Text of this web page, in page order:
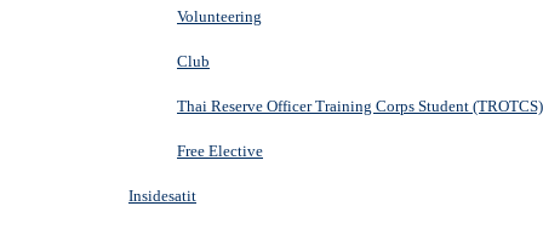
Volunteering
Club
Thai Reserve Officer Training Corps Student (TROTCS)
Free Elective
Insidesatit